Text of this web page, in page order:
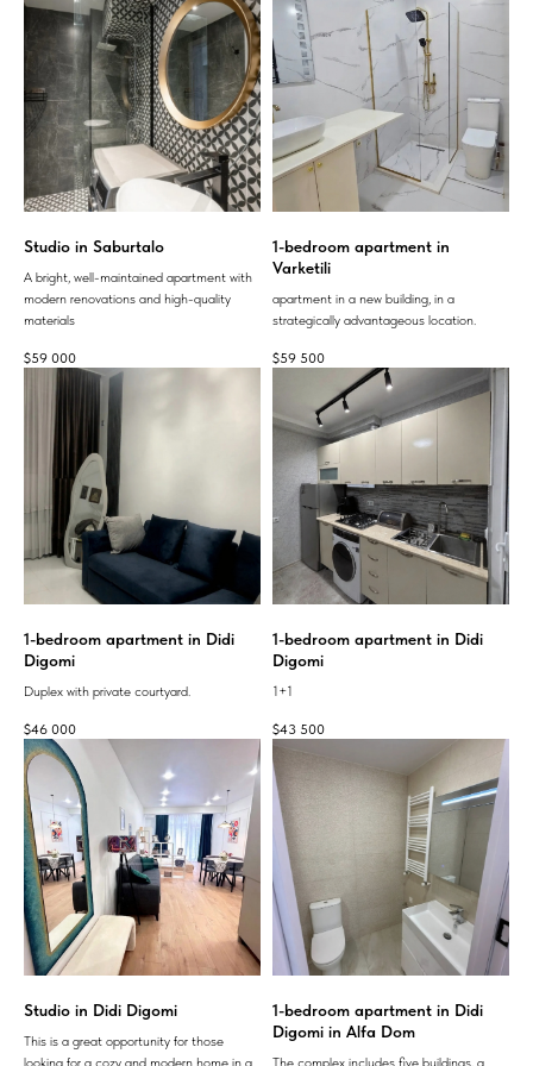
Studio in Saburtalo
A bright, well-maintained apartment with
modern renovations and high-quality
materials
$59 000
1-bedroom apartment in
Varketili
apartment in a new building, in a
strategically advantageous location.
$59 500
1-bedroom apartment in Didi
Digomi
Duplex with private courtyard.
$46 000
1-bedroom apartment in Didi
Digomi
1+1
$43 500
Studio in Didi Digomi
This is a great opportunity for those
looking for a cozy and modern home in a
1-bedroom apartment in Didi
Digomi in Alfa Dom
The complex includes five buildings, a